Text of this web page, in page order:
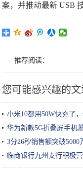
案，并推动最新 USB
推荐阅读：
您可能感兴趣的文
小米10都用50W快充了
拳!
华为新款5G折叠屏手机
3分26秒销售额突破
临商银行九州支行积极